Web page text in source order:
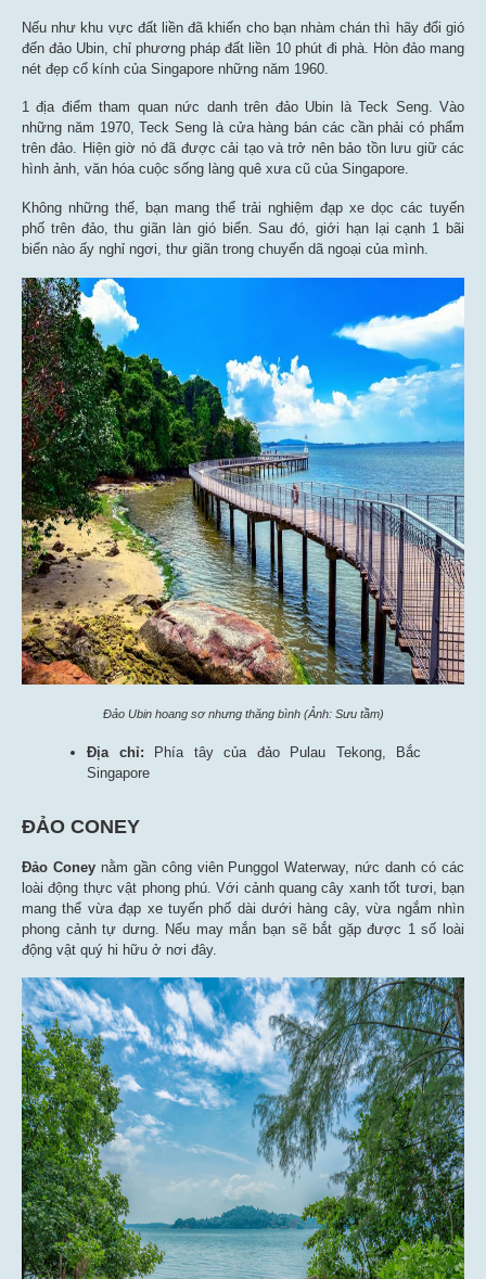
Nếu như khu vực đất liền đã khiến cho bạn nhàm chán thì hãy đổi gió
đến đảo Ubin, chỉ phương pháp đất liền 10 phút đi phà. Hòn đảo mang
nét đẹp cổ kính của Singapore những năm 1960.
1 địa điểm tham quan nức danh trên đảo Ubin là Teck Seng. Vào
những năm 1970, Teck Seng là cửa hàng bán các cần phải có phẩm
trên đảo. Hiện giờ nó đã được cải tạo và trở nên bảo tồn lưu giữ các
hình ảnh, văn hóa cuộc sống làng quê xưa cũ của Singapore.
Không những thế, bạn mang thể trải nghiệm đạp xe dọc các tuyến
phố trên đảo, thu giãn làn gió biển. Sau đó, giới hạn lại cạnh 1 bãi
biển nào ấy nghỉ ngơi, thư giãn trong chuyến dã ngoại của mình.
Đảo Ubin hoang sơ nhưng thăng bình (Ảnh: Sưu tầm)
Địa chỉ:
Phía tây của đảo Pulau Tekong, Bắc
Singapore
ĐẢO CONEY
Đảo Coney nằm gần công viên Punggol Waterway, nức danh có các
loài động thực vật phong phú. Với cảnh quang cây xanh tốt tươi, bạn
mang thể vừa đạp xe tuyến phố dài dưới hàng cây, vừa ngắm nhìn
phong cảnh tự dưng. Nếu may mắn bạn sẽ bắt gặp được 1 số loài
động vật quý hi hữu ở nơi đây.